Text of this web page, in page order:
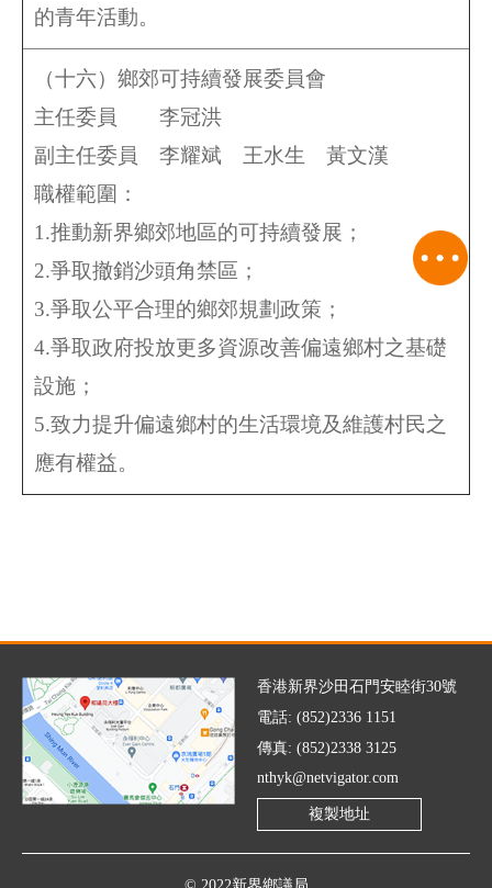
的青年活動。
（十六）鄉郊可持續發展委員會
主任委員 李冠洪
副主任委員 李耀斌 王水生 黃文漢
職權範圍：
1.推動新界鄉郊地區的可持續發展；
2.爭取撤銷沙頭角禁區；
3.爭取公平合理的鄉郊規劃政策；
4.爭取政府投放更多資源改善偏遠鄉村之基礎
設施；
5.致力提升偏遠鄉村的生活環境及維護村民之
應有權益。
香港新界沙田石門安睦街30號
電話: (852)2336 1151
傳真: (852)2338 3125
nthyk@netvigator.com
複製地址